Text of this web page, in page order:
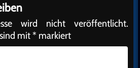
wird nicht veröffentlicht.
mit* markiert